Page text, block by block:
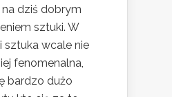
na dziś dobrym
sztuki. W
sztuka wcale nie
fenomenalna,
bardzo dużo